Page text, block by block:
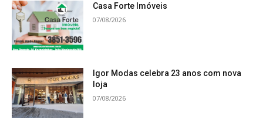
Casa Forte Imóveis
07/08/2026
Igor Modas celebra 23 anos com nova
loja
07/08/2026